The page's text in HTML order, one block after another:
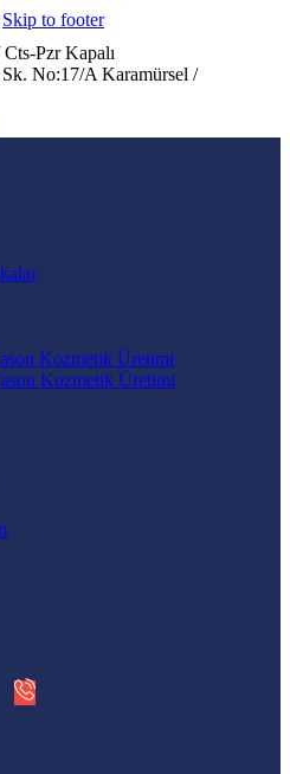
Skip to footer
Pzr Kapalı
No:17/A Karamürsel /
Kozmetik Üretimi
Kozmetik Üretimi